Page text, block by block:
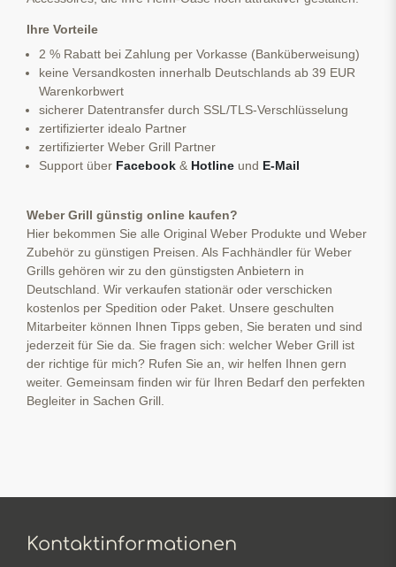
Ihre Vorteile
2 % Rabatt bei Zahlung per Vorkasse (Banküberweisung)
keine Versandkosten innerhalb Deutschlands ab 39 EUR
Warenkorbwert
sicherer Datentransfer durch SSL/TLS-Verschlüsselung
zertifizierter idealo Partner
zertifizierter Weber Grill Partner
Support über Facebook & Hotline und E-Mail
Weber Grill günstig online kaufen?
Hier bekommen Sie alle Original Weber Produkte und Weber
Zubehör zu günstigen Preisen. Als Fachhändler für Weber
Grills gehören wir zu den günstigsten Anbietern in
Deutschland. Wir verkaufen stationär oder verschicken
kostenlos per Spedition oder Paket. Unsere geschulten
Mitarbeiter können Ihnen Tipps geben, Sie beraten und sind
jederzeit für Sie da. Sie fragen sich: welcher Weber Grill ist
der richtige für mich? Rufen Sie an, wir helfen Ihnen gern
weiter. Gemeinsam finden wir für Ihren Bedarf den perfekten
Begleiter in Sachen Grill.
Kontaktinformationen